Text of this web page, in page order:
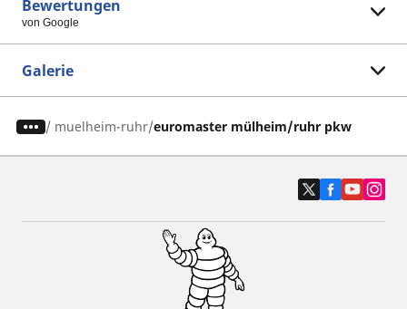
Bewertungen
von Google
Galerie
/ muelheim-ruhr euromaster mülheim/ruhr pkw